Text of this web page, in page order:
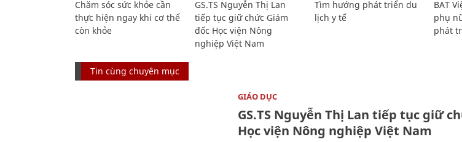
Chăm sóc sức khỏe cần
thực hiện ngay khi cơ thể
còn khỏe
GS.TS Nguyễn Thị Lan
tiếp tục giữ chức Giám
đốc Học viện Nông
nghiệp Việt Nam
Tìm hướng phát triển du
lịch y tế
BAT
phụ
phát
Tin cùng chuyên mục
GIÁO DỤC
GS.TS Nguyễn Thị Lan tiếp tục giữ
Học viện Nông nghiệp Việt Nam